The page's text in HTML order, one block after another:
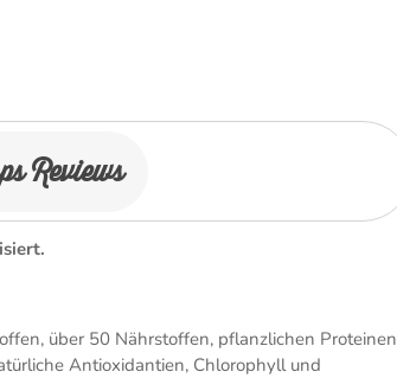
Reviews
über 50 Nährstoffen, pflanzlichen Proteinen
Antioxidantien, Chlorophyll und